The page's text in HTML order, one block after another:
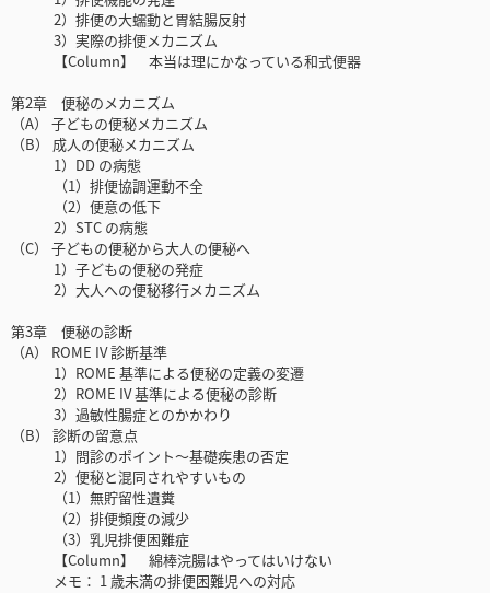
2）排便の大蠕動と胃結腸反射
3）実際の排便メカニズム
【Column】 本当は理にかなっている和式便器
第2章 便秘のメカニズム
（A） 子どもの便秘メカニズム
（B） 成人の便秘メカニズム
1）DD の病態
（1）排便協調運動不全
（2）便意の低下
2）STC の病態
（C） 子どもの便秘から大人の便秘へ
1）子どもの便秘の発症
2）大人への便秘移行メカニズム
第3章 便秘の診断
（A） ROME IV 診断基準
1）ROME 基準による便秘の定義の変遷
2）ROME IV 基準による便秘の診断
3）過敏性腸症とのかかわり
（B） 診断の留意点
1）問診のポイント〜基礎疾患の否定
2）便秘と混同されやすいもの
（1）無貯留性遺糞
（2）排便頻度の減少
（3）乳児排便困難症
【Column】 綿棒浣腸はやってはいけない
メモ： 1 歳未満の排便困難児への対応